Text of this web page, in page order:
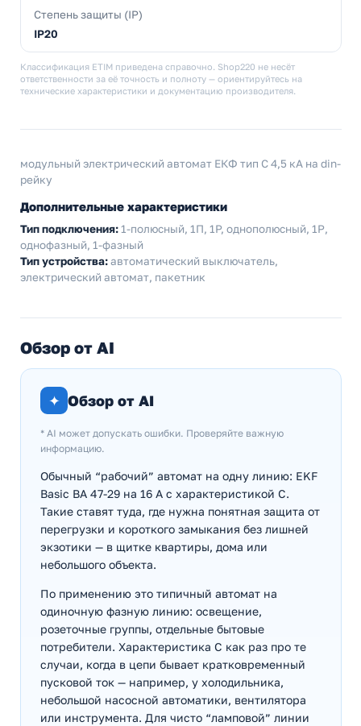
Степень защиты (IP)
IP20
Классификация ETIM приведена справочно. Shop220 не несёт
ответственности за её точность и полноту — ориентируйтесь на
технические характеристики и документацию производителя.
модульный электрический автомат ЕКФ тип С 4,5 кА на din-
рейку
Дополнительные характеристики
Тип подключения:1-полюсный, 1П, 1P, однополюсный, 1Р,
однофазный, 1-фазный
Тип устройства:автоматический выключатель,
электрический автомат, пакетник
Обзор от AI
✦ Обзор от AI
* AI может допускать ошибки. Проверяйте важную
информацию.
Обычный “рабочий” автомат на одну линию: EKF
Basic ВА 47-29 на 16 А с характеристикой C.
Такие ставят туда, где нужна понятная защита от
перегрузки и короткого замыкания без лишней
экзотики — в щитке квартиры, дома или
небольшого объекта.
По применению это типичный автомат на
одиночную фазную линию: освещение,
розеточные группы, отдельные бытовые
потребители. Характеристика C как раз про те
случаи, когда в цепи бывает кратковременный
пусковой ток — например, у холодильника,
небольшой насосной автоматики, вентилятора
или инструмента. Для чисто “ламповой” линии